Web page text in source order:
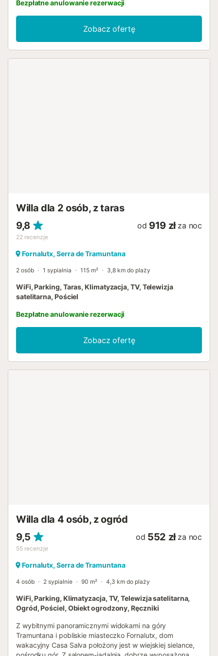
Bezpłatne anulowanie rezerwacji
Zobacz ofertę
Willa dla 2 osób, z taras
9,8
22 recenzje
od 919 zł za noc
Fornalutx, Serra de Tramuntana
2 osób 1 sypialnia 115 m² 3,8 km do plaży
WiFi, Parking, Taras, Klimatyzacja, TV, Telewizja
satelitarna, Pościel
Bezpłatne anulowanie rezerwacji
Zobacz ofertę
Willa dla 4 osób, z ogród
9,5
55 recenzje
od 552 zł za noc
Fornalutx, Serra de Tramuntana
4 osób 2 sypialnie 90 m² 4,3 km do plaży
WiFi, Parking, Klimatyzacja, TV, Telewizja satelitarna,
Ogród, Pościel, Obiekt ogrodzony, Ręczniki
Z wybitnymi panoramicznymi widokami na góry
Tramuntana i pobliskie miasteczko Fornalutx, dom
wakacyjny Casa Salva położony jest w wiejskiej sielance,